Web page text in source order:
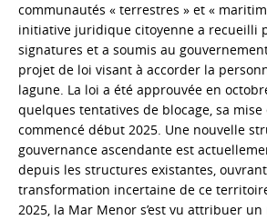
communautés « terrestres » et «
initiative juridique citoyenne a recueilli
signatures et a soumis au
projet de loi visant à accorder la
lagune. La loi a été approuvée en
quelques tentatives de blocage, sa
commencé début 2025. Une nouvelle
gouvernance ascendante est
depuis les structures existantes,
transformation incertaine de ce
2025, la Mar Menor s’est vu attribuer